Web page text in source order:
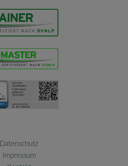
Datenschutz
Impressum